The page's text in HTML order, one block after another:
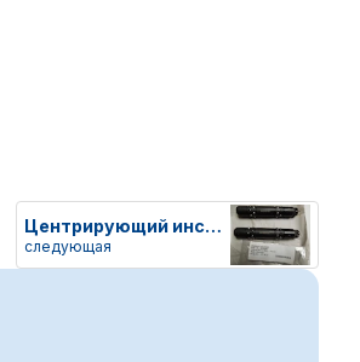
Центрирующий инструмент 16, ID
следующая